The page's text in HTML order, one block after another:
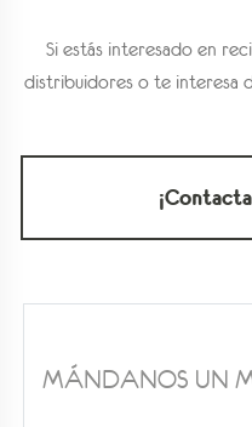
Si estás interesado en
distribuidores o te interesa
MÁNDANOS UN